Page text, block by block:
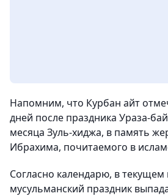
Напомним, что Курбан айт
дней после праздника Ураза-
месяца Зуль-хиджа, в память
Ибрахима, почитаемого в
Согласно календарю, в текущем
мусульманский праздник